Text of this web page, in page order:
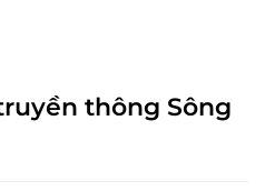
thông Sông